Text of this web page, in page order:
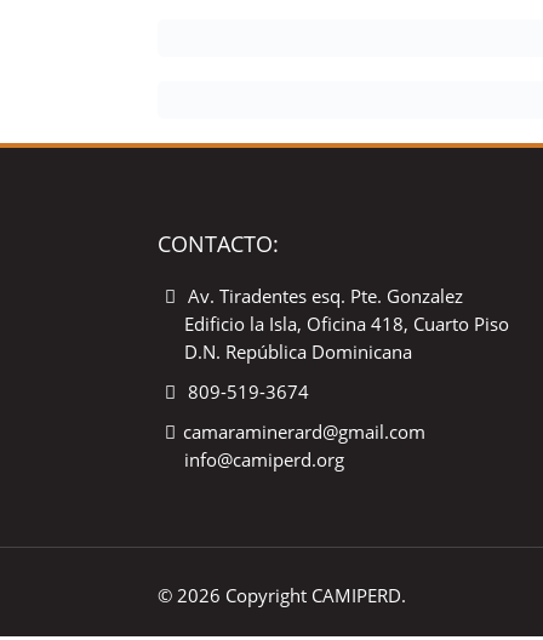
CONTACTO:
Av. Tiradentes esq. Pte. Gonzalez
Edificio la Isla, Oficina 418, Cuarto Piso
D.N. República Dominicana
809-519-3674
camaraminerard@gmail.com
info@camiperd.org
© 2026 Copyright CAMIPERD.